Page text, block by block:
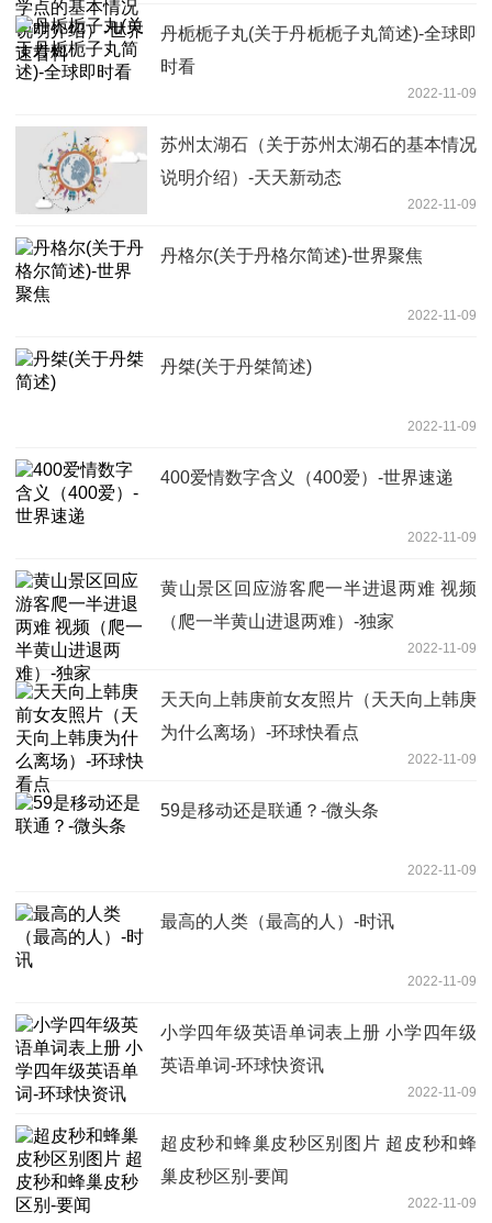
丹栀栀子丸(关于丹栀栀子丸简述)-全球即
时看
2022-11-09
苏州太湖石（关于苏州太湖石的基本情况
说明介绍）-天天新动态
2022-11-09
丹格尔(关于丹格尔简述)-世界聚焦
2022-11-09
丹桀(关于丹桀简述)
2022-11-09
400爱情数字含义（400爱）-世界速递
2022-11-09
黄山景区回应游客爬一半进退两难 视频
（爬一半黄山进退两难）-独家
2022-11-09
天天向上韩庚前女友照片（天天向上韩庚
为什么离场）-环球快看点
2022-11-09
59是移动还是联通？-微头条
2022-11-09
最高的人类（最高的人）-时讯
2022-11-09
小学四年级英语单词表上册 小学四年级
英语单词-环球快资讯
2022-11-09
超皮秒和蜂巢皮秒区别图片 超皮秒和蜂
巢皮秒区别-要闻
2022-11-09